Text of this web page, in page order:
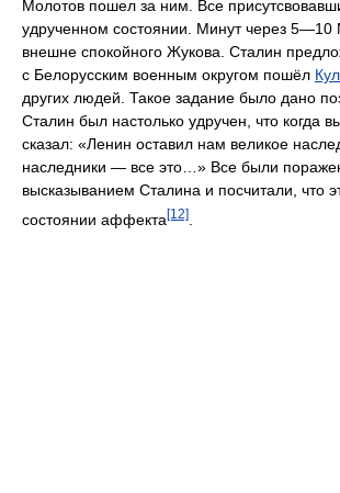
Молотов пошел за ним. Все
удрученном состоянии. Минут через 5—10
внешне спокойного Жукова. Сталин
с Белорусским военным округом пошёл
других людей. Такое задание было дано
Сталин был настолько удручен, что когда
сказал: «Ленин оставил нам великое
наследники — все это…» Все были
высказыванием Сталина и посчитали, что
состоянии аффекта[12]